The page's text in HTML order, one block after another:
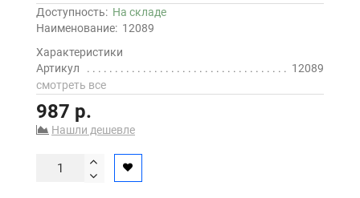
Доступность: На складе
Наименование: 12089
Характеристики
Артикул
12089
смотреть все
987 р.
Нашли дешевле